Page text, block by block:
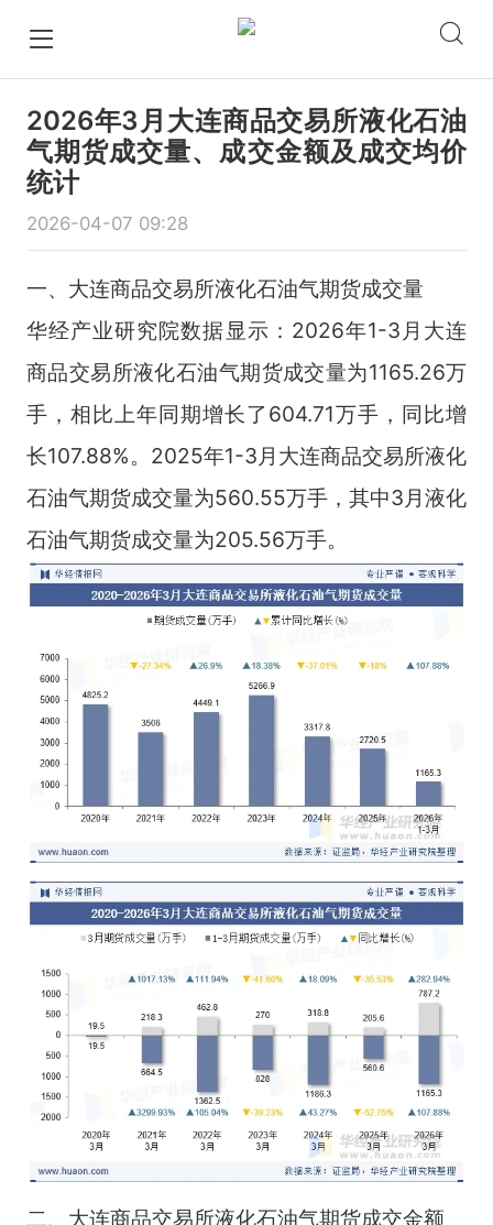
2026年3月大连商品交易所液化石油
气期货成交量、成交金额及成交均价
统计
2026-04-07 09:28
一、大连商品交易所液化石油气期货成交量
华经产业研究院数据显示：2026年1-3月大连
商品交易所液化石油气期货成交量为1165.26万
手，相比上年同期增长了604.71万手，同比增
长107.88%。2025年1-3月大连商品交易所液化
石油气期货成交量为560.55万手，其中3月液化
石油气期货成交量为205.56万手。
二、大连商品交易所液化石油气期货成交金额